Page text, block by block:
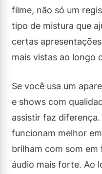
filme, não só um
tipo de mistura que
certas
mais vistas ao longo
Se você usa um
e shows com
assistir faz
funcionam melhor
brilham com som em
áudio mais forte. Ao